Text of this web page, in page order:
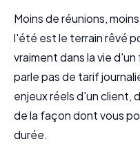
Moins de réunions,
l'été est le terrain rêvé
vraiment dans la vie
parle pas de tarif
enjeux réels d'un client,
de la façon dont vous
durée.